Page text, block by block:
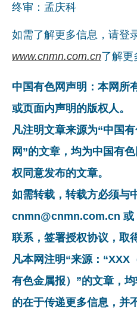
《资源再生》杂志
行情报价
数字报
终审：孟庆科
如需了解更多信息，请登
www.cnmn.com.cn了解更
中国有色网声明：本网所
或页面内声明的版权人。
凡注明文章来源为“中国
网”的文章，均为中国有
权同意发布的文章。
如需转载，转载方必须与
cnmn@cnmn.com.cn 或
联系，签署授权协议，取
凡本网注明“来源：“XXX
有色金属报）”的文章，
的在于传递更多信息，并